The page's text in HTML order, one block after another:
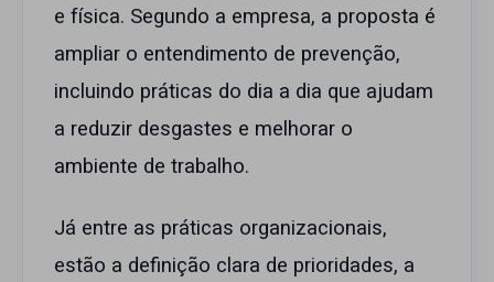
e física. Segundo a empresa, a proposta é
ampliar o entendimento de prevenção,
incluindo práticas do dia a dia que ajudam
a reduzir desgastes e melhorar o
ambiente de trabalho.
Já entre as práticas organizacionais,
estão a definição clara de prioridades, a